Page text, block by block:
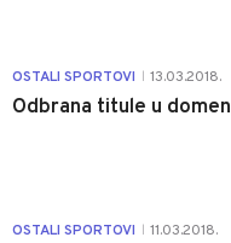
OSTALI SPORTOVI 13.03.2018.
Odbrana titule u
OSTALI SPORTOVI 11.03.2018.